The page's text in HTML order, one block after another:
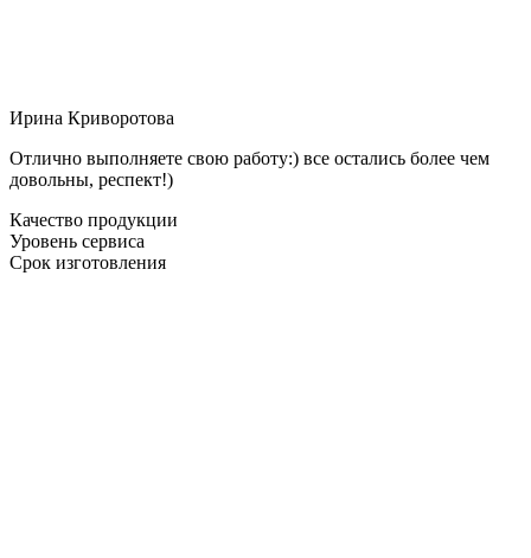
Ирина Криворотова
Отлично выполняете свою работу:) все остались более чем
довольны, респект!)
Качество продукции
Уровень сервиса
Срок изготовления